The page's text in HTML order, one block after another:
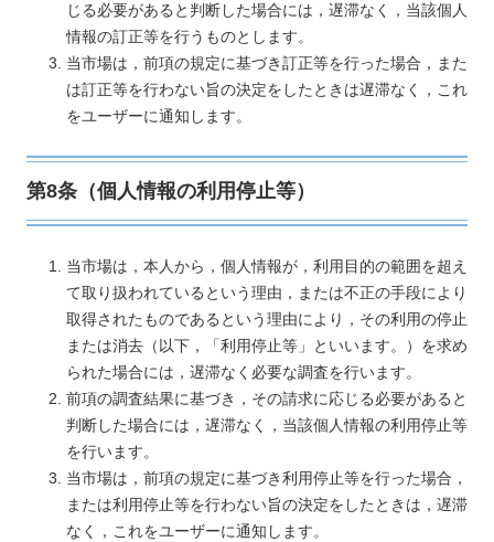
じる必要があると判断した場合には，遅滞なく，当該個人
情報の訂正等を行うものとします。
当市場は，前項の規定に基づき訂正等を行った場合，また
は訂正等を行わない旨の決定をしたときは遅滞なく，これ
をユーザーに通知します。
第8条（個人情報の利用停止等）
当市場は，本人から，個人情報が，利用目的の範囲を超え
て取り扱われているという理由，または不正の手段により
取得されたものであるという理由により，その利用の停止
または消去（以下，「利用停止等」といいます。）を求め
られた場合には，遅滞なく必要な調査を行います。
前項の調査結果に基づき，その請求に応じる必要があると
判断した場合には，遅滞なく，当該個人情報の利用停止等
を行います。
当市場は，前項の規定に基づき利用停止等を行った場合，
または利用停止等を行わない旨の決定をしたときは，遅滞
なく，これをユーザーに通知します。